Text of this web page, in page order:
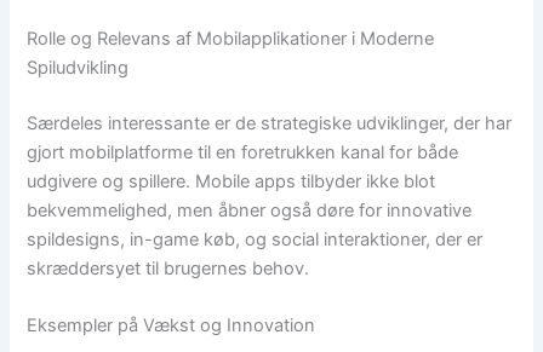
Rolle og Relevans af Mobilapplikationer i Moderne
Spiludvikling
Særdeles interessante er de strategiske udviklinger, der har
gjort mobilplatforme til en foretrukken kanal for både
udgivere og spillere. Mobile apps tilbyder ikke blot
bekvemmelighed, men åbner også døre for innovative
spildesigns, in-game køb, og social interaktioner, der er
skræddersyet til brugernes behov.
Eksempler på Vækst og Innovation